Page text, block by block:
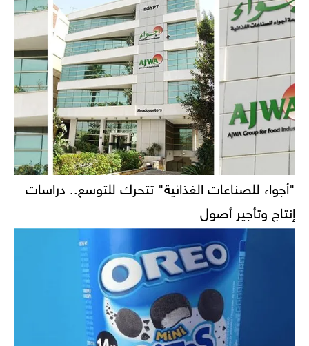
"أجواء للصناعات الغذائية" تتحرك للتوسع.. دراسات
إنتاج وتأجير أصول